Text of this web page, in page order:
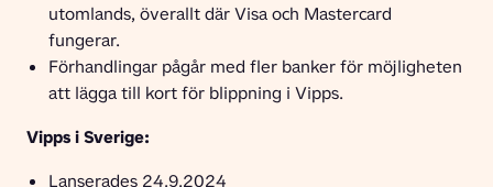
utomlands, överallt där Visa och Mastercard
fungerar.
Förhandlingar pågår med fler banker för möjligheten
att lägga till kort för blippning i Vipps.
Vipps i Sverige:
Lanserades 24.9.2024